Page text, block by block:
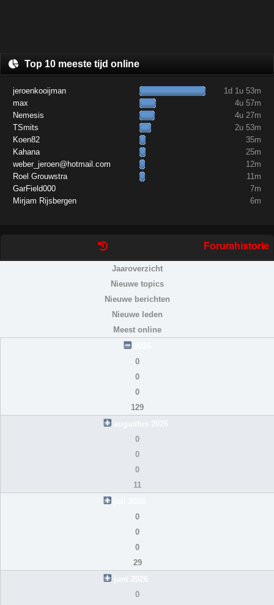
Top 10 meeste tijd online
jeroenkooijman
1d 1u 53m
max
4u 57m
Nemesis
4u 27m
TSmits
2u 53m
Koen82
35m
Kahana
25m
weber_jeroen@hotmail.com
12m
Roel Grouwstra
11m
GarField000
7m
Mirjam Rijsbergen
6m
Forumhistorie
Jaaroverzicht
Nieuwe topics
Nieuwe berichten
Nieuwe leden
Meest online
0
0
0
129
augustus 2026
0
0
0
11
0
0
0
29
juni 2026
0